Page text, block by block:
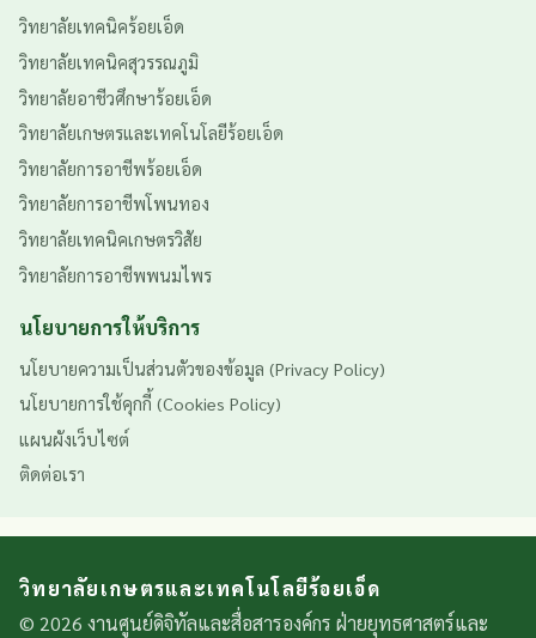
วิทยาลัยเทคนิคร้อยเอ็ด
วิทยาลัยเทคนิคสุวรรณภูมิ
วิทยาลัยอาชีวศึกษาร้อยเอ็ด
วิทยาลัยเกษตรและเทคโนโลยีร้อยเอ็ด
วิทยาลัยการอาชีพร้อยเอ็ด
วิทยาลัยการอาชีพโพนทอง
วิทยาลัยเทคนิคเกษตรวิสัย
วิทยาลัยการอาชีพพนมไพร
นโยบายการให้บริการ
นโยบายความเป็นส่วนตัวของข้อมูล (Privacy Policy)
นโยบายการใช้คุกกี้ (Cookies Policy)
แผนผังเว็บไซต์
ติดต่อเรา
วิทยาลัยเกษตรและเทคโนโลยีร้อยเอ็ด
© 2026 งานศูนย์ดิจิทัลและสื่อสารองค์กร ฝ่ายยุทธศาสตร์และ